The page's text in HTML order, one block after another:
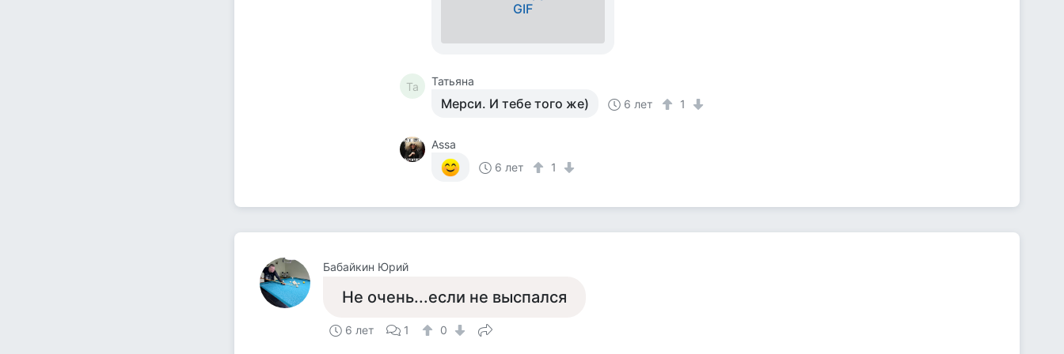
GIF
Та Татьяна
Мерси. И тебе того же) 6 лет 1
Assa
6 лет
1
Бабайкин Юрий
Не очень...если не выспался
6 лет 1 0